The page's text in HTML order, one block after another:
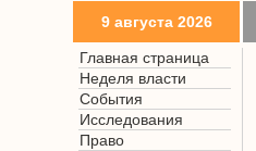
9 августа 2026
Главная страница
Неделя власти
События
Исследования
Право